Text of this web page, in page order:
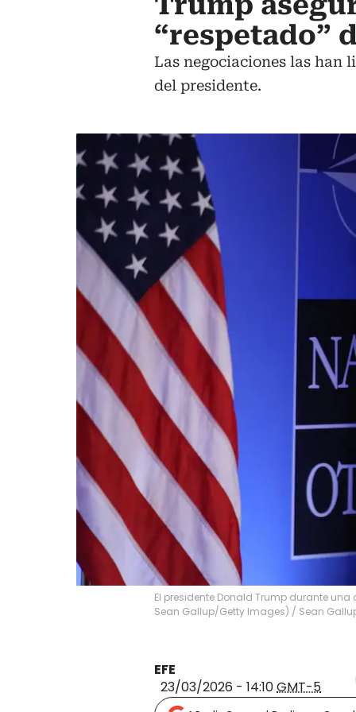
“respetado”
Las negociaciones las han
del presidente.
El presidente Donald Trump durante una
Sean Gallup/Getty Images) / Sean
EFE
23/03/2026 - 14:10GMT-5